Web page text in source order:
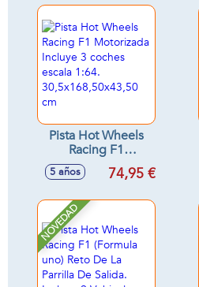
Pista Hot Wheels
Racing F1
Motorizada Incluye
3 coches escala
30,5x168,50x43,50
5 años 74,95 €
NOVEDAD